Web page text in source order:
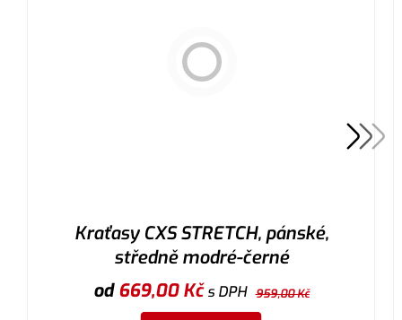
Kraťasy CXS STRETCH, pánské,
středně modré-černé
od669,00Kčs DPH 959,00Kč